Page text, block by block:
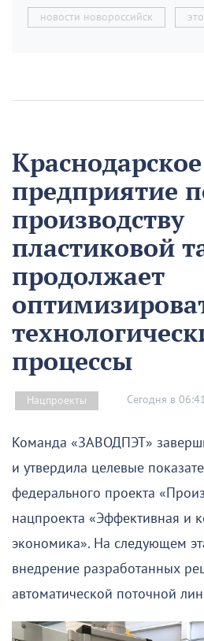
новости новороссийск
Краснодарское
предприятие
производству
пластиковой
продолжает
процессы
Нацпроекты Сегодня в
Команда «ЗАВОДПЭТ»
и утвердила целевые
федерального проекта
нацпроекта «Эффективная и
экономика». На следующем
внедрение разработанных
автоматической поточной